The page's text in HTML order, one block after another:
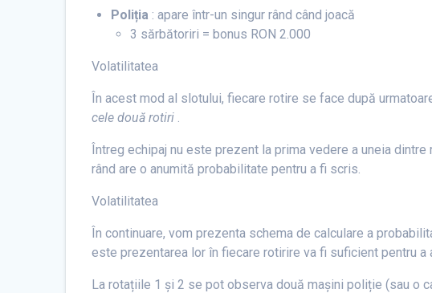
Poliția : apare într-un singur rând când joacă
3 sărbătoriri = bonus RON 2.000
Volatilitatea
În acest mod al slotului, fiecare rotire se face după
cele două rotiri
Întreg echipaj nu este prezent la prima vedere a uneia
rând are o anumită probabilitate pentru a fi scris.
Volatilitatea
În continuare, vom prezenta schema de calculare a
este prezentarea lor în fiecare rotirire va fi suficient pentru a
La rotațiile 1 și 2 se pot observa două mașini poliție (sau o